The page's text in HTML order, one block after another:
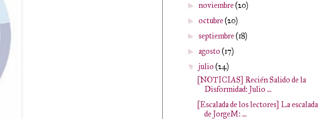
►noviembre(20)
►octubre(20)
►septiembre(18)
► agosto(17)
▼julio(24)
[NOTICIAS] Recién Salido de la
Disformidad: Julio ...
[Escalada de los lectores] La escalada
de JorgeM: ...